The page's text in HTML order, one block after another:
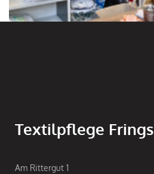
Textilpflege Frings
Am Rittergut 1